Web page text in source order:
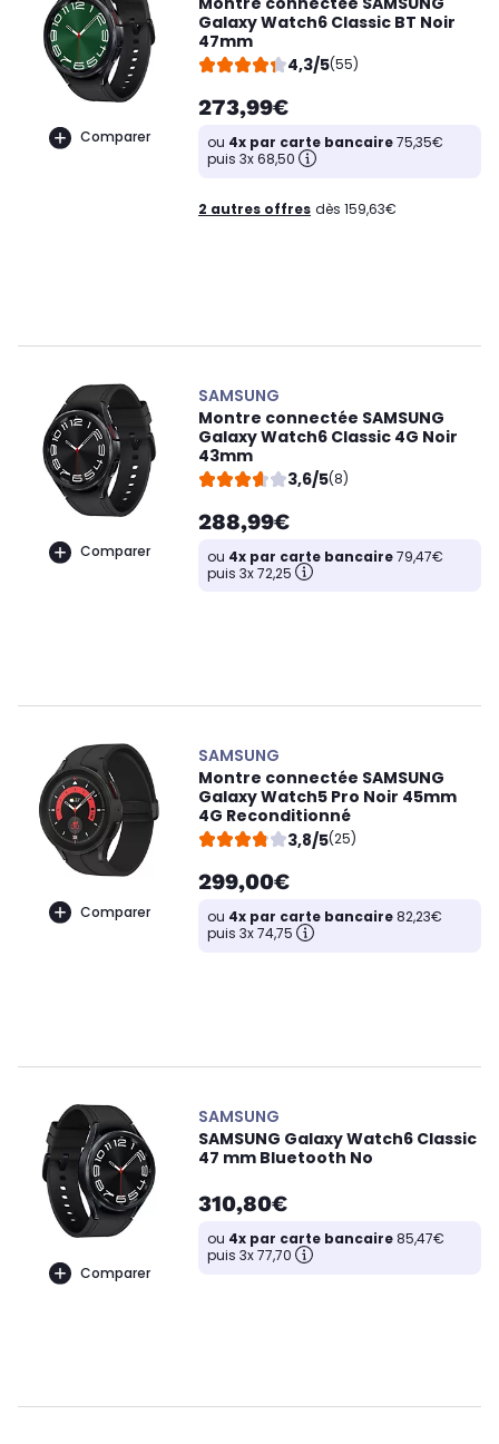
Comparer
Galaxy Watch6 Classic BT Noir
47mm
4,3/5(55)
273,99€
ou 4x par carte bancaire75,35€
puis 3x 68,50
2 autres offres dès 159,63€
Comparer
SAMSUNG
Montre connectée SAMSUNG
Galaxy Watch6 Classic 4G Noir
43mm
3,6/5(8)
288,99€
ou 4x par carte bancaire79,47€
puis 3x 72,25
Comparer
SAMSUNG
Montre connectée SAMSUNG
Galaxy Watch5 Pro Noir 45mm
4G Reconditionné
3,8/5(25)
299,00€
ou 4x par carte bancaire82,23€
puis 3x 74,75
Comparer
SAMSUNG
SAMSUNG Galaxy Watch6 Classic
47 mm Bluetooth No
310,80€
ou 4x par carte bancaire85,47€
puis 3x 77,70